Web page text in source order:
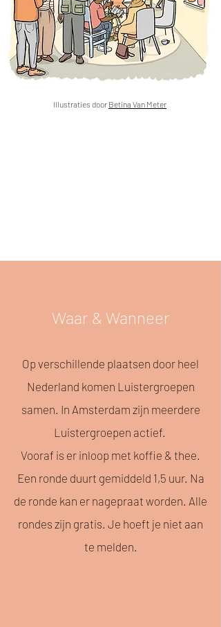
Illustraties door Betina Van Meter
Waar & Wanneer
Op verschillende plaatsen door heel
Nederland komen Luistergroepen
samen. In Amsterdam zijn meerdere
Luistergroepen actief.
Vooraf is er inloop met koffie & thee.
Een ronde duurt gemiddeld 1,5 uur. Na
de ronde kan er nagepraat worden. Alle
rondes zijn gratis. Je hoeft je niet aan
te melden.